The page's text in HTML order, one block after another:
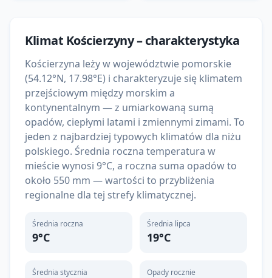
Klimat Kościerzyny– charakterystyka
Kościerzyna leży w województwie pomorskie
(54.12°N, 17.98°E) i charakteryzuje się klimatem
przejściowym między morskim a
kontynentalnym — z umiarkowaną sumą
opadów, ciepłymi latami i zmiennymi zimami. To
jeden z najbardziej typowych klimatów dla niżu
polskiego. Średnia roczna temperatura w
mieście wynosi 9°C, a roczna suma opadów to
około 550 mm — wartości to przybliżenia
regionalne dla tej strefy klimatycznej.
Średnia roczna
9°C
Średnia lipca
19°C
Średnia stycznia Opady rocznie